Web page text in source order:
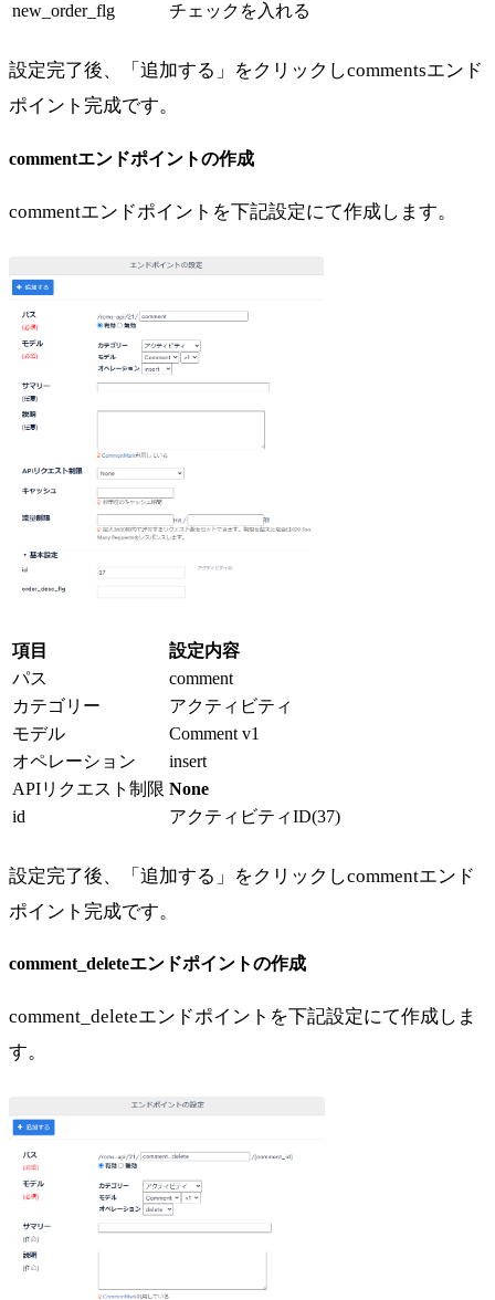
new_order_flg
チェックを入れる
設定完了後、「追加する」をクリックしcommentsエンド
ポイント完成です。
commentエンドポイントの作成
commentエンドポイントを下記設定にて作成します。
項目
設定内容
パス
comment
カテゴリー
アクティビティ
モデル
Comment v1
オペレーション
insert
APIリクエスト制限 None
id
アクティビティID(37)
設定完了後、「追加する」をクリックしcommentエンド
ポイント完成です。
comment_deleteエンドポイントの作成
comment_deleteエンドポイントを下記設定にて作成しま
す。